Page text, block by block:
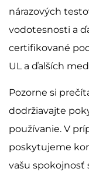
nárazových
vodotesnosti a
certifikované
UL a ďalších
Pozorne si
dodržiavajte
používanie. V
poskytujeme
vašu spokojnosť